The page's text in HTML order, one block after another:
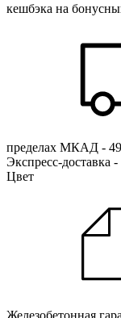
кешбэка на
пределах МКАД -
Экспресс-доставка
Цвет
Железобетонная